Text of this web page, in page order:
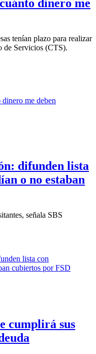
dinero me
tenían plazo para realizar
de Servicios (CTS).
difunden lista
o no estaban
señala SBS
cumplirá sus